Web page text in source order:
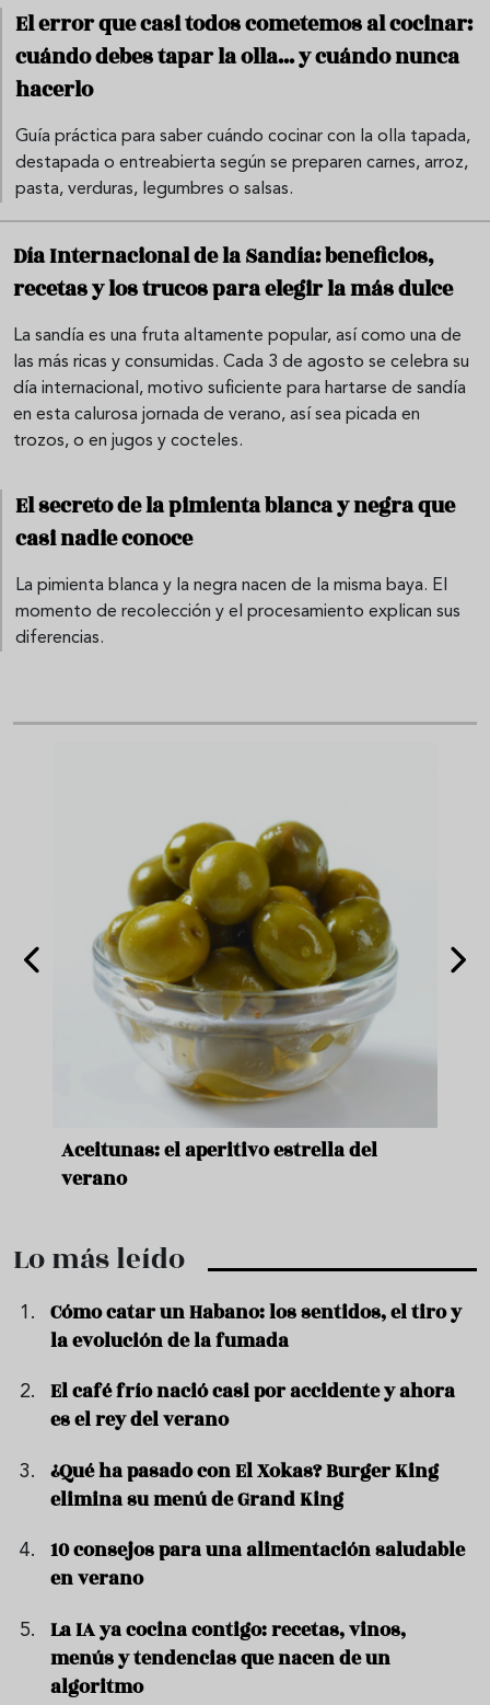
El error que casi todos cometemos al cocinar:
cuándo debes tapar la olla... y cuándo nunca
hacerlo
Guía práctica para saber cuándo cocinar con la olla tapada,
destapada o entreabierta según se preparen carnes, arroz,
pasta, verduras, legumbres o salsas.
Día Internacional de la Sandía: beneficios,
recetas y los trucos para elegir la más dulce
La sandía es una fruta altamente popular, así como una de
las más ricas y consumidas. Cada 3 de agosto se celebra su
día internacional, motivo suficiente para hartarse de sandía
en esta calurosa jornada de verano, así sea picada en
trozos, o en jugos y cocteles.
El secreto de la pimienta blanca y negra que
casi nadie conoce
La pimienta blanca y la negra nacen de la misma baya. El
momento de recolección y el procesamiento explican sus
diferencias.
Aceitunas: el aperitivo estrella del
verano
Lo más leído
Cómo catar un Habano: los sentidos, el tiro y
la evolución de la fumada
El café frío nació casi por accidente y ahora
es el rey del verano
¿Qué ha pasado con El Xokas? Burger King
elimina su menú de Grand King
10 consejos para una alimentación saludable
en verano
La IA ya cocina contigo: recetas, vinos,
menús y tendencias que nacen de un
algoritmo